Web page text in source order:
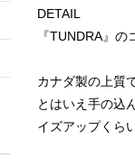
DETAIL
『TUNDRA』の
カナダ製の上質
とはいえ手の込
イズアップくら